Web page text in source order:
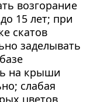
возгорание
15 лет; при
скатов
заделывать
на крыши
слабая
цветов